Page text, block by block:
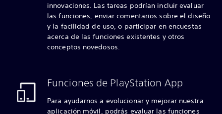
innovaciones. Las tareas podrían incluir evaluar
las funciones, enviar comentarios sobre el diseño
y la facilidad de uso, o participar en encuestas
acerca de las funciones existentes y otros
conceptos novedosos.
Funciones de PlayStation App
Para ayudarnos a evolucionar y mejorar nuestra
aplicación móvil, podrás evaluar las funciones